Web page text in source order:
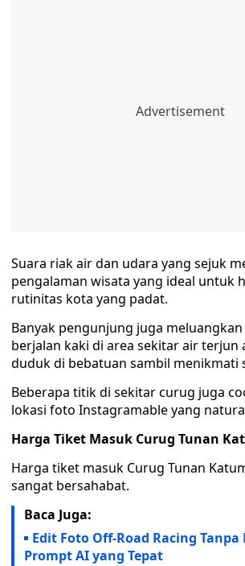
Suara riak air dan udara yang sejuk
pengalaman wisata yang ideal untuk
rutinitas kota yang padat.
Banyak pengunjung juga
berjalan kaki di area sekitar air terjun
duduk di bebatuan sambil menikmati
Beberapa titik di sekitar curug juga
lokasi foto Instagramable yang
Harga Tiket Masuk Curug Tunan
Harga tiket masuk Curug Tunan
sangat bersahabat.
Baca Juga:
Edit Foto Off-Road Racing
Prompt AI yang Tepat